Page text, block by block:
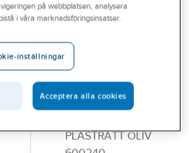
Ventilöverstycke
till Moramix,
Mora
M20 MA
PLASTRATT OLIV
på webbplatsen, analysera
i våra marknadsföringsinsatser.
inställningar
Acceptera alla cookies